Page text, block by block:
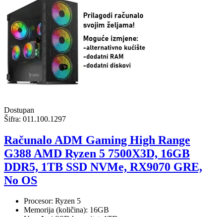
Dostupan
Šifra: 011.100.1297
Računalo ADM Gaming High Range
G388 AMD Ryzen 5 7500X3D, 16GB
DDR5, 1TB SSD NVMe, RX9070 GRE,
No OS
Procesor: Ryzen 5
Memorija (količina): 16GB